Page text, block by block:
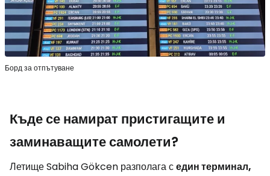
Борд за отпътуване
Къде се намират пристигащите и
заминаващите самолети?
Летище Sabiha Gökcen разполага седин терминал,